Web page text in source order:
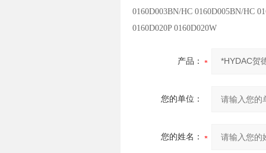
0160D003BN/HC 0160D005BN/HC
0160D020P 0160D020W
产品：
您的单位：
您的姓名：